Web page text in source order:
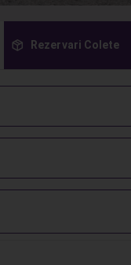
󰏗 Rezervari Colete